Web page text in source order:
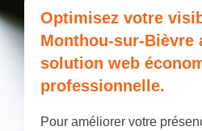
Optimisez votre
Monthou-sur-Bièvre
solution web
professionnelle.
Pour améliorer votre